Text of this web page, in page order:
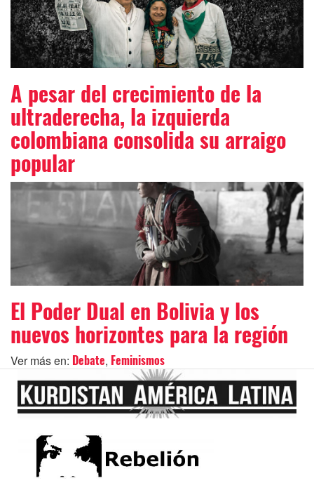
A pesar del crecimiento de la
ultraderecha, la izquierda
colombiana consolida su arraigo
popular
El Poder Dual en Bolivia y los
nuevos horizontes para la región
Ver más en: Debate, Feminismos